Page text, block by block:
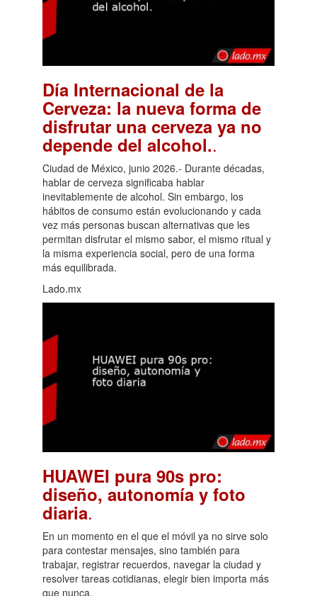
Día Internacional de la
Cerveza: la nueva forma de
disfrutar una cerveza ya no
depende del alcohol..
Ciudad de México, junio 2026.- Durante décadas,
hablar de cerveza significaba hablar
inevitablemente de alcohol. Sin embargo, los
hábitos de consumo están evolucionando y cada
vez más personas buscan alternativas que les
permitan disfrutar el mismo sabor, el mismo ritual y
la misma experiencia social, pero de una forma
más equilibrada.
Lado.mx
HUAWEI pura 90s pro:
diseño, autonomía y foto
diaria.
En un momento en el que el móvil ya no sirve solo
para contestar mensajes, sino también para
trabajar, registrar recuerdos, navegar la ciudad y
resolver tareas cotidianas, elegir bien importa más
que nunca.